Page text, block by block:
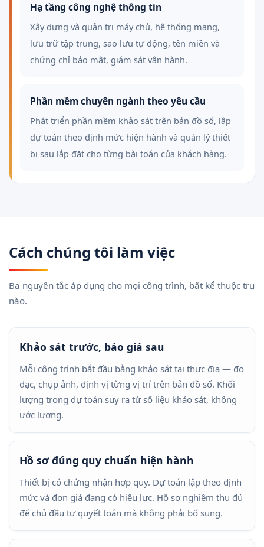
Hạ tầng công nghệ thông tin
Xây dựng và quản trị máy chủ, hệ thống mạng,
lưu trữ tập trung, sao lưu tự động, tên miền và
chứng chỉ bảo mật, giám sát vận hành.
Phần mềm chuyên ngành theo yêu cầu
Phát triển phần mềm khảo sát trên bản đồ số, lập
dự toán theo định mức hiện hành và quản lý thiết
bị sau lắp đặt cho từng bài toán của khách hàng.
Cách chúng tôi làm việc
Ba nguyên tắc áp dụng cho mọi công trình, bất kể thuộc trụ
nào.
Khảo sát trước, báo giá sau
Mỗi công trình bắt đầu bằng khảo sát tại thực địa — đo
đạc, chụp ảnh, định vị từng vị trí trên bản đồ số. Khối
lượng trong dự toán suy ra từ số liệu khảo sát, không
ước lượng.
Hồ sơ đúng quy chuẩn hiện hành
Thiết bị có chứng nhận hợp quy. Dự toán lập theo định
mức và đơn giá đang có hiệu lực. Hồ sơ nghiệm thu đủ
để chủ đầu tư quyết toán mà không phải bổ sung.